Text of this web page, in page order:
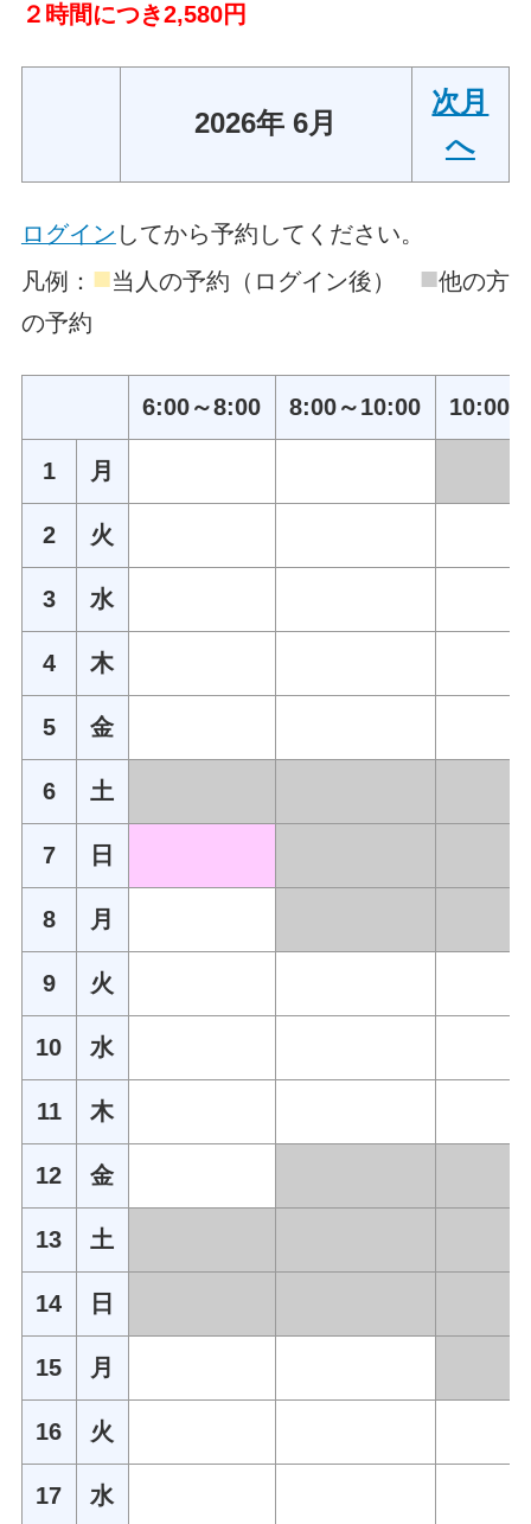
２時間につき2,580円
2026年 6月
次月
へ
ログイン してから予約してください。
凡例： ■当人の予約（ログイン後） ■他の方
の予約
6:00～8:00 8:00～10:00 10:00
1 月
2 火
3 水
4 木
5 金
6 土
7 日
8 月
9 火
10 水
11 木
12 金
13 土
14 日
15 月
16 火
17 水